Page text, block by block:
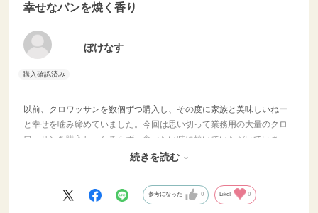
幸せなパンを焼く香り
ぼけなす
以前、クロワッサンを数個ずつ購入し、その度に家族と美味しいねー
と幸せを噛み締めていました。今回は思い切って業務用の大量のクロ
ワッサンを購入し、ケチらず、食べたい時に焼いていただいていま
す。美味しさはもちろん、このクロワッサンを焼いている間に漂う香
続きを読む
参考になった 0 Like! 0